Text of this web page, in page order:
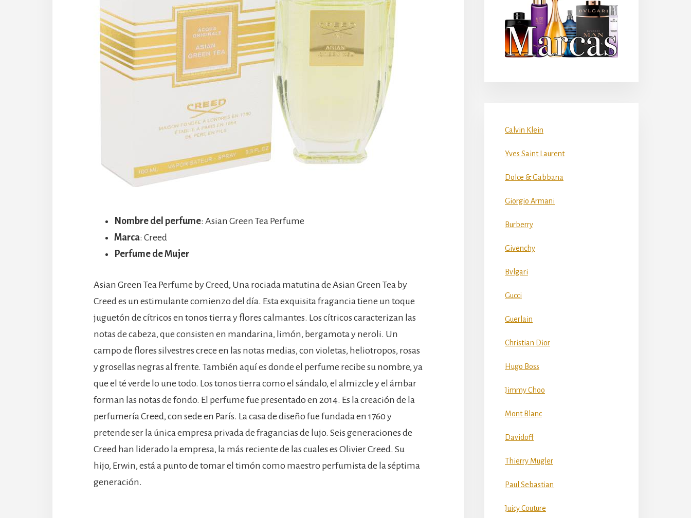
Nombre del perfume: Asian Green Tea Perfume
Marca: Creed
Perfume de Mujer
Asian Green Tea Perfume by Creed, Una rociada matutina de Asian Green Tea by
Creed es un estimulante comienzo del día. Esta exquisita fragancia tiene un toque
juguetón de cítricos en tonos tierra y flores calmantes. Los cítricos caracterizan las
notas de cabeza, que consisten en mandarina, limón, bergamota y neroli. Un
campo de flores silvestres crece en las notas medias, con violetas, heliotropos, rosas
y grosellas negras al frente. También aquí es donde el perfume recibe su nombre, ya
que el té verde lo une todo. Los tonos tierra como el sándalo, el almizcle y el ámbar
forman las notas de fondo. El perfume fue presentado en 2014. Es la creación de la
perfumería Creed, con sede en París. La casa de diseño fue fundada en 1760 y
pretende ser la única empresa privada de fragancias de lujo. Seis generaciones de
Creed han liderado la empresa, la más reciente de las cuales es Olivier Creed. Su
hijo, Erwin, está a punto de tomar el timón como maestro perfumista de la séptima
generación.
Calvin Klein
Yves Saint Laurent
Dolce & Gabbana
Giorgio Armani
Burberry
Givenchy
Bvlgari
Gucci
Guerlain
Christian Dior
Hugo Boss
Jimmy Choo
Mont Blanc
Davidoff
Thierry Mugler
Paul Sebastian
Juicy Couture